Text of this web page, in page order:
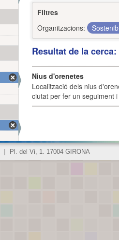
Filtres
Organitzacions:
Resultat de la
Nius d'orenetes
Localització dels nius
ciutat per fer un seguiment
Pl. del Vi, 1. 17004 GIRONA